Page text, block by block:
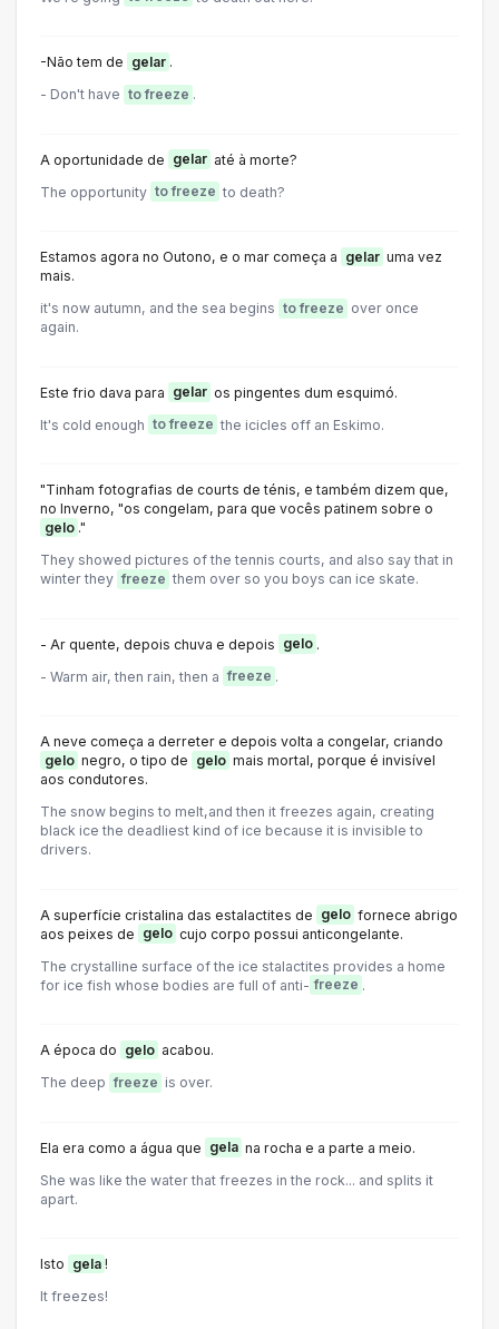
-Não tem de gelar .
- Don't have to freeze .
A oportunidade de gelar até à morte?
The opportunity to freeze to death?
Estamos agora no Outono, e o mar começa a gelar uma vez
mais.
it's now autumn, and the sea begins to freeze over once
again.
Este frio dava para gelar os pingentes dum esquimó.
It's cold enough to freeze the icicles off an Eskimo.
"Tinham fotografias de courts de ténis, e também dizem que,
no Inverno, "os congelam, para que vocês patinem sobre o
gelo ."
They showed pictures of the tennis courts, and also say that in
winter they freeze them over so you boys can ice skate.
- Ar quente, depois chuva e depois gelo .
- Warm air, then rain, then a freeze .
A neve começa a derreter e depois volta a congelar, criando
gelo negro, o tipo de gelo mais mortal, porque é invisível
aos condutores.
The snow begins to melt,and then it freezes again, creating
black ice the deadliest kind of ice because it is invisible to
drivers.
A superfície cristalina das estalactites de gelo fornece abrigo
aos peixes de gelo cujo corpo possui anticongelante.
The crystalline surface of the ice stalactites provides a home
for ice fish whose bodies are full of anti- freeze .
A época do gelo acabou.
The deep freeze is over.
Ela era como a água que gela na rocha e a parte a meio.
She was like the water that freezes in the rock... and splits it
apart.
Isto gela !
It freezes!